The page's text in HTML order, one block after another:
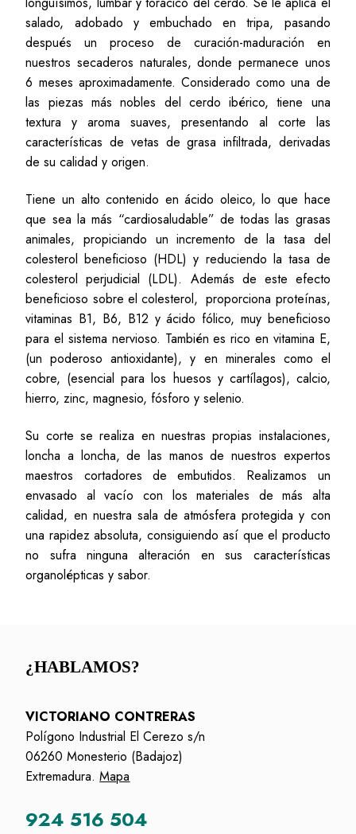
salado, adobado y embuchado en tripa, pasando
después un proceso de curación-maduración en
nuestros secaderos naturales, donde permanece unos
6 meses aproximadamente. Considerado como una de
las piezas más nobles del cerdo ibérico, tiene una
textura y aroma suaves, presentando al corte las
características de vetas de grasa infiltrada, derivadas
de su calidad y origen.
Tiene un alto contenido en ácido oleico, lo que hace
que sea la más “cardiosaludable” de todas las grasas
animales, propiciando un incremento de la tasa del
colesterol beneficioso (HDL) y reduciendo la tasa de
colesterol perjudicial (LDL). Además de este efecto
beneficioso sobre el colesterol, proporciona proteínas,
vitaminas B1, B6, B12 y ácido fólico, muy beneficioso
para el sistema nervioso. También es rico en vitamina E,
(un poderoso antioxidante), y en minerales como el
cobre, (esencial para los huesos y cartílagos), calcio,
hierro, zinc, magnesio, fósforo y selenio.
Su corte se realiza en nuestras propias instalaciones,
loncha a loncha, de las manos de nuestros expertos
maestros cortadores de embutidos. Realizamos un
envasado al vacío con los materiales de más alta
calidad, en nuestra sala de atmósfera protegida y con
una rapidez absoluta, consiguiendo así que el producto
no sufra ninguna alteración en sus características
organolépticas y sabor.
¿HABLAMOS?
VICTORIANO CONTRERAS
Polígono Industrial El Cerezo s/n
06260 Monesterio (Badajoz)
Extremadura.Mapa
924 516 504